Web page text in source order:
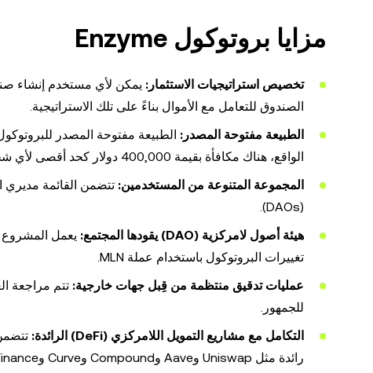
مزايا بروتوكول Enzyme
تخصيص استراتيجيات الاستثمار: يمكن لأي مستخدم إنشاء
الصندوق للتعامل مع الأموال بناءً على تلك الاستراتيجية.
الطبيعة مفتوحة المصدر: الطبيعة مفتوحة المصدر
الواقع، هناك مكافأة بقيمة 400,000 دولار كحد أقصى لأي شخص يمكنه اكتشاف خطأ وإرساله.
المجموعة المتنوعة من المستخدمين: تتضمن القائمة مديري
(DAOs).
هيئة أصول لامركزية (DAO) يقودها المجتمع:
يعمل
تغييرات البروتوكول باستخدام عملة MLN.
عمليات تدقيق منتظمة من قِبل جهات خارجية:
للجمهور.
التكامل مع مشاريع التمويل اللامركزي (DeFi) الرائدة:
رائدة مثل Uniswap وAave وCompound وCurve وConvex Finance وغيرها الكثير.